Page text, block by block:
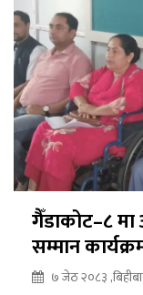
गैँडाकोट–८ मा
सम्मान
७ जेठ २०८३